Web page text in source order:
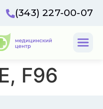
(343) 227-00-07
F96